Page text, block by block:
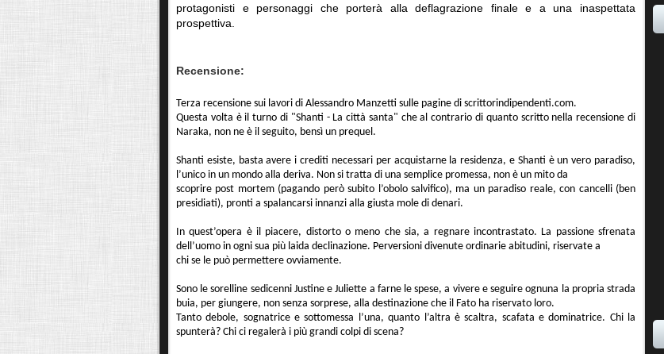
protagonisti e personaggi che porterà alla deflagrazione finale e a una inaspettata
prospettiva.
Recensione:
Terza recensione sui lavori di Alessandro Manzetti sulle pagine di scrittorindipendenti.com.
Questa volta è il turno di "Shanti - La città santa" che al contrario di quanto scritto nella recensione di
Naraka, non ne è il seguito, bensì un prequel.
Shanti esiste, basta avere i crediti necessari per acquistarne la residenza, e Shanti è un vero paradiso,
l’unico in un mondo alla deriva. Non si tratta di una semplice promessa, non è un mito da
scoprire post mortem (pagando però subito l’obolo salvifico), ma un paradiso reale, con cancelli (ben
presidiati), pronti a spalancarsi innanzi alla giusta mole di denari.
In quest’opera è il piacere, distorto o meno che sia, a regnare incontrastato. La passione sfrenata
dell’uomo in ogni sua più laida declinazione. Perversioni divenute ordinarie abitudini, riservate a
chi se le può permettere ovviamente.
Sono le sorelline sedicenni Justine e Juliette a farne le spese, a vivere e seguire ognuna la propria strada
buia, per giungere, non senza sorprese, alla destinazione che il Fato ha riservato loro.
Tanto debole, sognatrice e sottomessa l’una, quanto l’altra è scaltra, scafata e dominatrice. Chi la
spunterà? Chi ci regalerà i più grandi colpi di scena?